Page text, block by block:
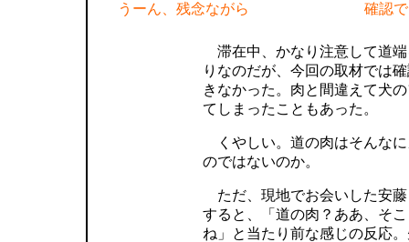
うーん、残念ながら 確認
滞在中、かなり注意して道
りなのだが、今回の取材では
きなかった。肉と間違えて犬
てしまったこともあった。
くやしい。道の肉はそんな
のではないのか。
ただ、現地でお会いした安
すると、「道の肉？ああ、そ
ね」と当たり前な感じの反応